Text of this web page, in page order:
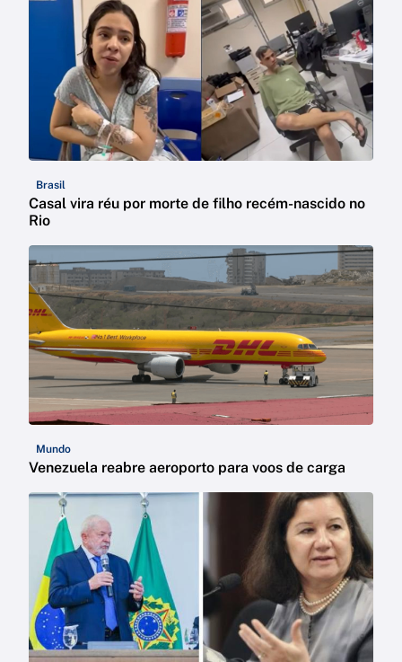
Brasil
Casal vira réu por morte de filho recém-nascido no
Rio
Mundo
Venezuela reabre aeroporto para voos de carga